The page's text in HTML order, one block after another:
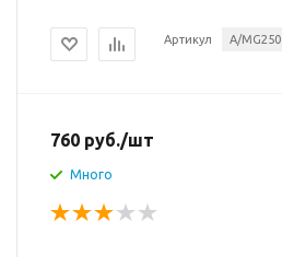
Артикул A/MG250
760 руб./шт
Много